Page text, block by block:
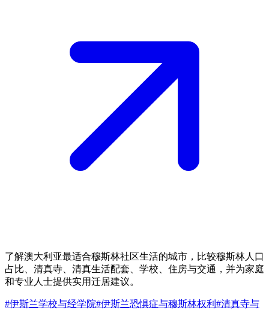
了解澳大利亚最适合穆斯林社区生活的城市，比较穆斯林人口
占比、清真寺、清真生活配套、学校、住房与交通，并为家庭
和专业人士提供实用迁居建议。
#伊斯兰学校与经学院#伊斯兰恐惧症与穆斯林权利 #清真寺与